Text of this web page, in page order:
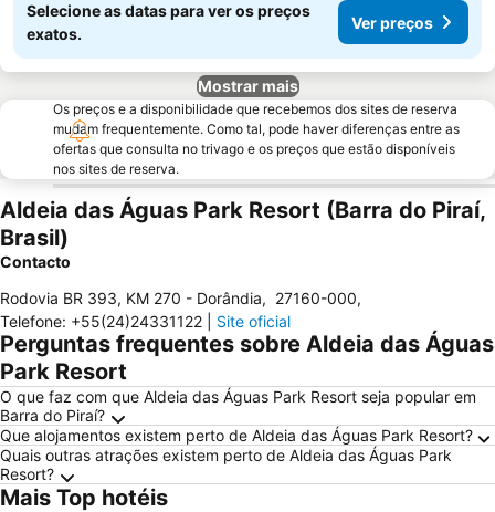
Selecione as datas para ver os preços
exatos.
Ver preços
Mostrar mais
Os preços e a disponibilidade que recebemos dos sites de reserva
mudam frequentemente. Como tal, pode haver diferenças entre as
ofertas que consulta no trivago e os preços que estão disponíveis
nos sites de reserva.
Aldeia das Águas Park Resort (Barra do Piraí,
Brasil)
Contacto
Rodovia BR 393, KM 270 - Dorândia, 27160-000,
Telefone: +55(24)24331122 Site oficial
Perguntas frequentes sobre Aldeia das Águas
Park Resort
O que faz com que Aldeia das Águas Park Resort seja popular em
Barra do Piraí?
Que alojamentos existem perto de Aldeia das Águas Park Resort?
Quais outras atrações existem perto de Aldeia das Águas Park
Resort?
Mais Top hotéis